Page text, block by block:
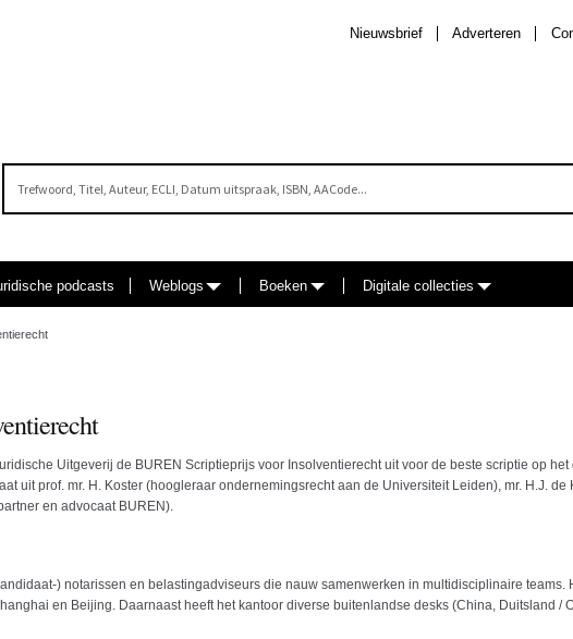
Adverteren
Nieuwsbrief
podcasts Weblogs Boeken Digitale collecties
Uitgeverij de BUREN Scriptieprijs voor Insolventierecht uit voor de beste scriptie op
uit prof. mr. H. Koster (hoogleraar ondernemingsrecht aan de Universiteit Leiden), mr. H.J.
en advocaat BUREN).
) notarissen en belastingadviseurs die nauw samenwerken in multidisciplinaire teams.
en Beijing. Daarnaast heeft het kantoor diverse buitenlandse desks (China, Duitsland /